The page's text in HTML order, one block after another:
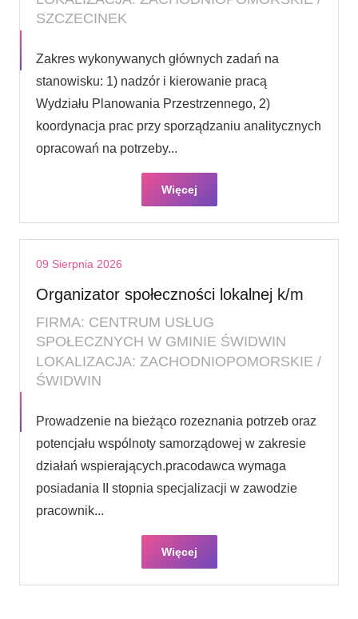
SZCZECINEK
Zakres wykonywanych głównych zadań na
stanowisku: 1) nadzór i kierowanie pracą
Wydziału Planowania Przestrzennego, 2)
koordynacja prac przy sporządzaniu analitycznych
opracowań na potrzeby...
Więcej
09 Sierpnia 2026
Organizator społeczności lokalnej k/m
FIRMA: CENTRUM USŁUG
SPOŁECZNYCH W GMINIE ŚWIDWIN
LOKALIZACJA: ZACHODNIOPOMORSKIE /
ŚWIDWIN
Prowadzenie na bieżąco rozeznania potrzeb oraz
potencjału wspólnoty samorządowej w zakresie
działań wspierających.pracodawca wymaga
posiadania II stopnia specjalizacji w zawodzie
pracownik...
Więcej